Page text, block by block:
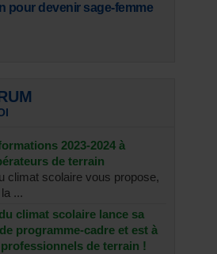
pour devenir sage-femme
2023-2024 à
de terrain
climat scolaire vous propose,
...
climat scolaire lance sa
programme-cadre et est à
professionnels de terrain !